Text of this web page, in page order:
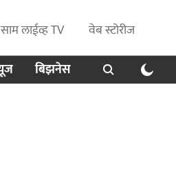
साम लाईव्ह TV
वेब स्टोरीज
बिझनेस